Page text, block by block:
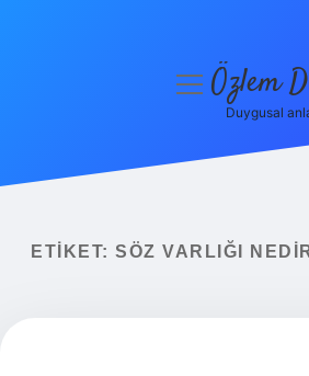
Yasal Uyarı
menüyüÖzlem
Duygusal
ETIKET: SÖZ VARLIĞI